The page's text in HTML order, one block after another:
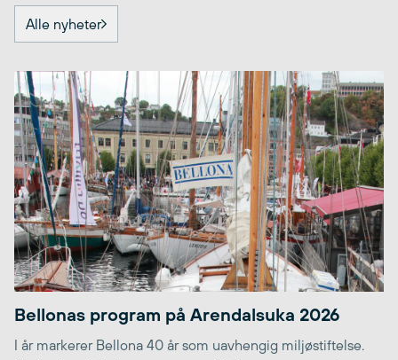
Alle nyheter
Bellonas program på Arendalsuka 2026
I år markerer Bellona 40 år som uavhengig miljøstiftelse.